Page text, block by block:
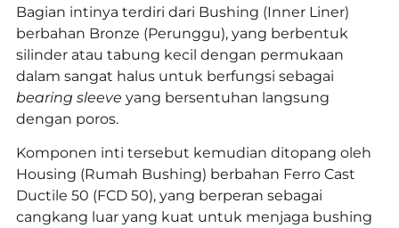
Bagian intinya terdiri dari Bushing (Inner Liner)
berbahan Bronze (Perunggu), yang berbentuk
silinder atau tabung kecil dengan permukaan
dalam sangat halus untuk berfungsi sebagai
bearing sleeve yang bersentuhan langsung
dengan poros.
Komponen inti tersebut kemudian ditopang oleh
Housing (Rumah Bushing) berbahan Ferro Cast
Ductile 50 (FCD 50), yang berperan sebagai
cangkang luar yang kuat untuk menjaga bushing